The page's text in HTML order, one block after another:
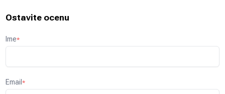
Ostavite ocenu
Ime*
Email*